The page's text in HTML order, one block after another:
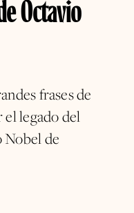
Octavio
frases de
el legado del
Nobel de